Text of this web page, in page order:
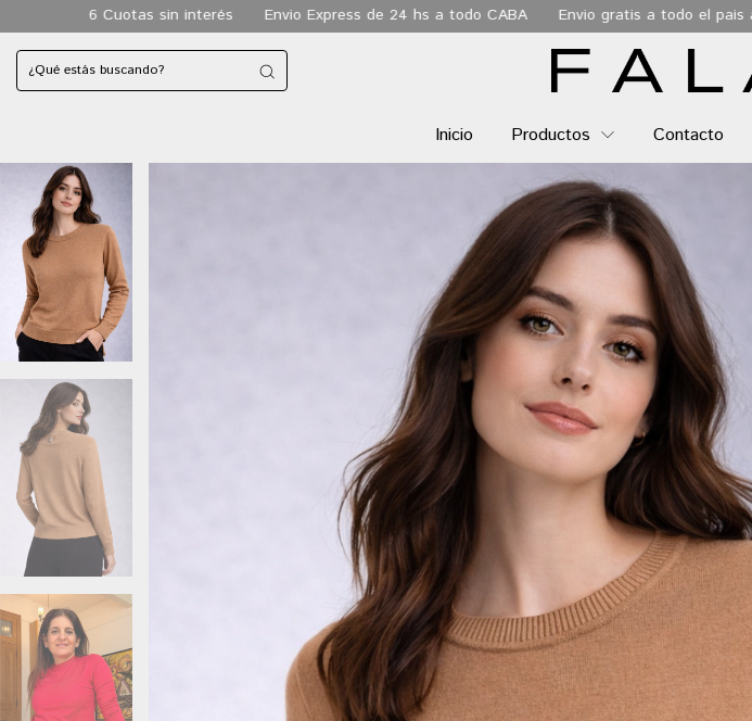
Envio Express de 24 hs a todo CABA Envio gratis a todo el pais a partir de los $180.000
Inicio Productos Contacto